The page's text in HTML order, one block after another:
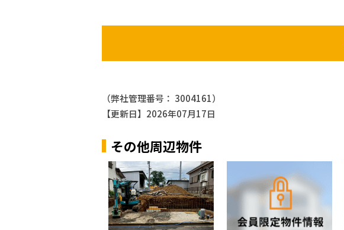
（弊社管理番号： 3004161）
【更新日】2026年07月17日
その他周辺物件